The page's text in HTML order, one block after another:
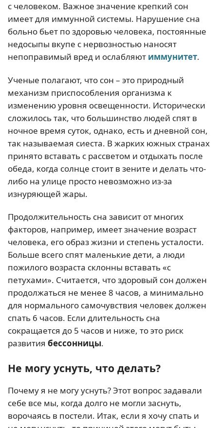
с человеком. Важное значение крепкий сон
имеет для иммунной системы. Нарушение сна
больно бьет по здоровью человека, постоянные
недосыпы вкупе с нервозностью наносят
непоправимый вред и ослабляют иммунитет.
Ученые полагают, что сон – это природный
механизм приспособления организма к
изменению уровня освещенности. Исторически
сложилось так, что большинство людей спят в
ночное время суток, однако, есть и дневной сон,
так называемая сиеста. В жарких южных странах
принято вставать с рассветом и отдыхать после
обеда, когда солнце стоит в зените и делать что-
либо на улице просто невозможно из-за
изнуряющей жары.
Продолжительность сна зависит от многих
факторов, например, имеет значение возраст
человека, его образ жизни и степень усталости.
Больше всего спят маленькие дети, а люди
пожилого возраста склонны вставать «с
петухами». Считается, что здоровый сон должен
продолжаться не менее 8 часов, а минимально
для нормального самочувствия человек должен
спать 6 часов. Если длительность сна
сокращается до 5 часов и ниже, то это риск
развития бессонницы.
Не могу уснуть, что делать?
Почему я не могу уснуть? Этот вопрос задавали
себе все мы, когда долго не могли заснуть,
ворочаясь в постели. Итак, если я хочу спать и